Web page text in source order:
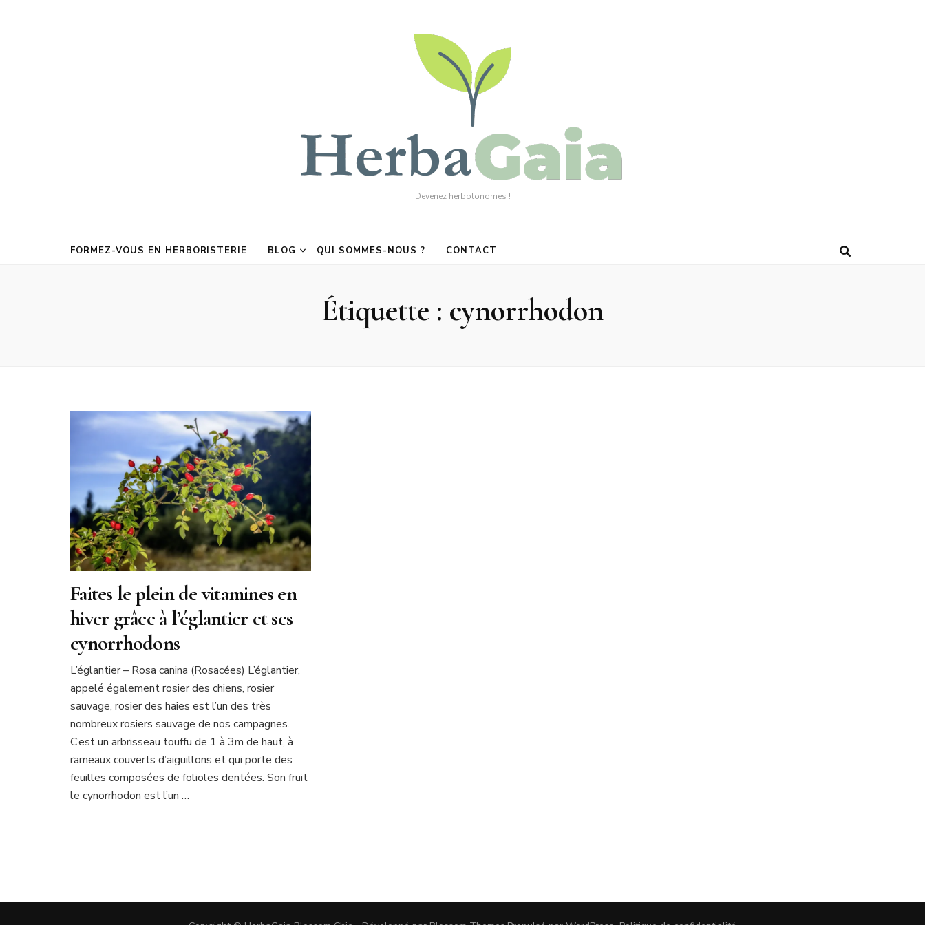
Devenez herbotonomes !
FORMEZ-VOUS EN HERBORISTERIE BLOG QUI SOMMES-NOUS ? CONTACT
Étiquette : cynorrhodon
Faites le plein de vitamines en
hiver grâce à l’églantier et ses
cynorrhodons
L’églantier – Rosa canina (Rosacées) L’églantier,
appelé également rosier des chiens, rosier
sauvage, rosier des haies est l’un des très
nombreux rosiers sauvage de nos campagnes.
C’est un arbrisseau touffu de 1 à 3m de haut, à
rameaux couverts d’aiguillons et qui porte des
feuilles composées de folioles dentées. Son fruit
le cynorrhodon est l’un …